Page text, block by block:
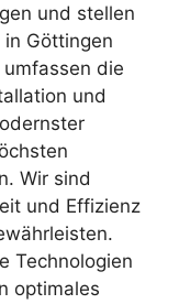
und stellen
Göttingen
die
und
Wir sind
und Effizienz
Technologien
optimales